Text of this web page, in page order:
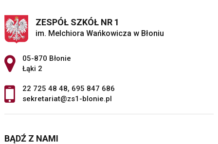
ZESPÓŁ SZKÓŁ NR 1
im. Melchiora Wańkowicza w Błoniu
Adres pocztowy:
05-870 Błonie
Łąki 2
22 725 48 48, 695 847 686
sekretariat@zs1-blonie.pl
BĄDŹ Z NAMI